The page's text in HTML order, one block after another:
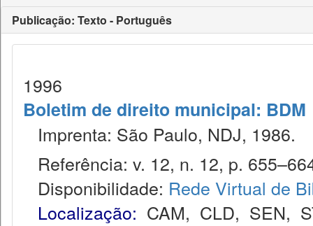
Publicação: Texto - Português
1996
Boletim de direito municipal: BDM
Imprenta: São Paulo, NDJ, 1986.
Referência: v. 12, n. 12, p.
Disponibilidade: Rede Virtual de
Localização: CAM, CLD, SEN,